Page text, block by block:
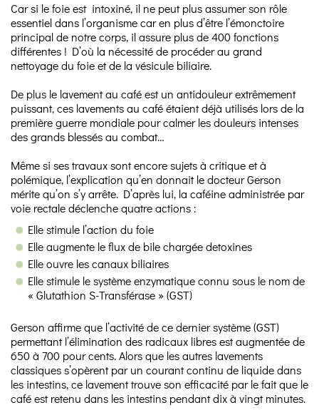
Car si le foie est intoxiné, il ne peut plus assumer son rôle
essentiel dans l’organisme car en plus d’être l’émonctoire
principal de notre corps, il assure plus de 400 fonctions
différentes ! D’où la nécessité de procéder au grand
nettoyage du foie et de la vésicule biliaire.
De plus le lavement au café est un antidouleur extrêmement
puissant, ces lavements au café étaient déjà utilisés lors de la
première guerre mondiale pour calmer les douleurs intenses
des grands blessés au combat…
Même si ses travaux sont encore sujets à critique et à
polémique, l’explication qu’en donnait le docteur Gerson
mérite qu’on s’y arrête. D’après lui, la caféine administrée par
voie rectale déclenche quatre actions :
Elle stimule l’action du foie
Elle augmente le flux de bile chargée detoxines
Elle ouvre les canaux biliaires
Elle stimule le système enzymatique connu sous le nom de
« Glutathion S-Transférase » (GST)
Gerson affirme que l’activité de ce dernier système (GST)
permettant l’élimination des radicaux libres est augmentée de
650 à 700 pour cents. Alors que les autres lavements
classiques s’opèrent par un courant continu de liquide dans
les intestins, ce lavement trouve son efficacité par le fait que le
café est retenu dans les intestins pendant dix à vingt minutes.